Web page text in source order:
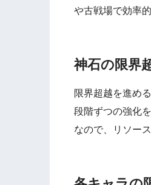
や古戦場で効率
神石の限界
限界超越を進め
段階ずつの強化
なので、リソー